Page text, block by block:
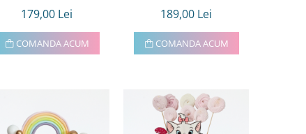
179,00 Lei
COMANDA ACUM
189,00 Lei
COMANDA ACUM